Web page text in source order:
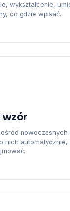
wykształcenie,
co gdzie wpisać.
wzór
nowoczesnych
nich automatycznie,